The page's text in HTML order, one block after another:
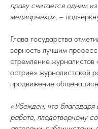
праву считается одним
медиарынка», –
Глава государства
верность лучшим
стремление
острие» журналистской
продвижение
«Убежден, что
работе, плодотворному